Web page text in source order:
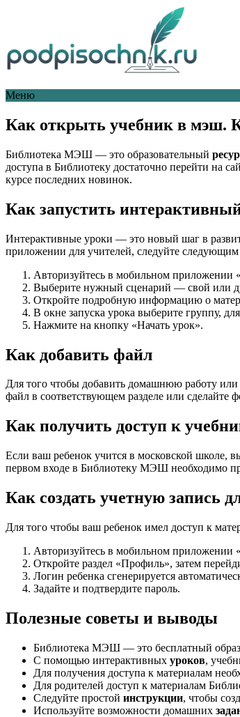
Меню
Как открыть учебник в мэш.
Библиотека МЭШ — это образовательный
доступа в Библиотеку достаточно перейти на
курсе последних новинок.
Как запустить
Интерактивные уроки — это новый шаг в
приложении для учителей, следуйте
Авторизуйтесь в мобильном
Выберите нужный сценарий — свой или
Откройте подробную информацию о
В окне запуска урока выберите группу,
Нажмите на кнопку «Начать урок».
Как добавить файл
Для того чтобы добавить домашнюю работу или
файл в соответствующем разделе или
Как получить доступ к
Если ваш ребенок учится в московской школе,
первом входе в Библиотеку МЭШ необходимо
Как создать учетную запись
Для того чтобы ваш ребенок имел доступ к
Авторизуйтесь в мобильном
Откройте раздел «Профиль», затем
Логин ребенка сгенерируется
Задайте и подтвердите пароль.
Полезные советы и выводы
Библиотека МЭШ — это бесплатный
С помощью интерактивных уроков,
Для получения доступа к материалам
Для родителей доступ к материалам
Следуйте простой инструкции, чтобы
Используйте возможности домашних